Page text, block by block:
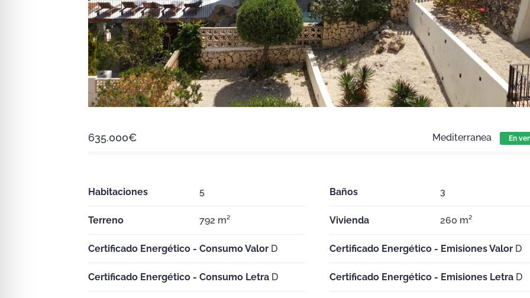
635.000€ Mediterranea En
Habitaciones 5 Baños 3
Terreno 792 m² Vivienda 260 m²
Certificado Energético - Consumo Valor D Certificado Energético - Emisiones Valor D
Certificado Energético - Consumo Letra D Certificado Energético - Emisiones Letra D